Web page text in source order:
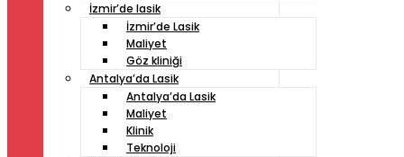
İzmir’de lasik
İzmir’de Lasik
Maliyet
Göz kliniği
Antalya’da Lasik
Antalya’da Lasik
Maliyet
Klinik
Teknoloji